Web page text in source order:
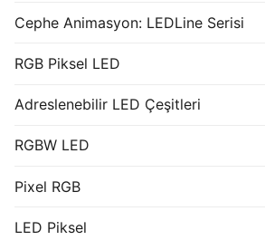
Cephe Animasyon: LEDLine Serisi
RGB Piksel LED
Adreslenebilir LED Çeşitleri
RGBW LED
Pixel RGB
LED Piksel